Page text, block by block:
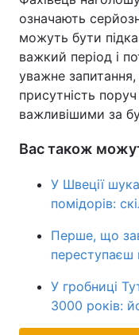
означають
можуть бути
важкий період і
уважне
присутність
важливішими за
Вас також
У Швеції
помідорів:
Перше, що
переступаєш
У гробниці
3000 років: